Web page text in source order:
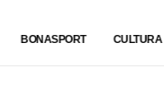
BONASPORT CULTURA